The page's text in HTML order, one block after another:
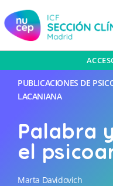
PUBLICACIONES DE
LACANIANA
Palabra
el
Marta Davidovich